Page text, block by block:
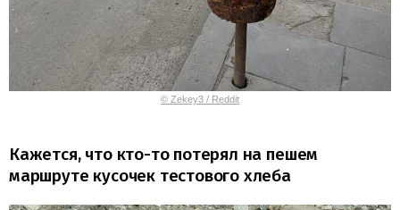
© Zekey3 / Reddit
Кажется, что кто-то потерял на пешем
маршруте кусочек тестового хлеба